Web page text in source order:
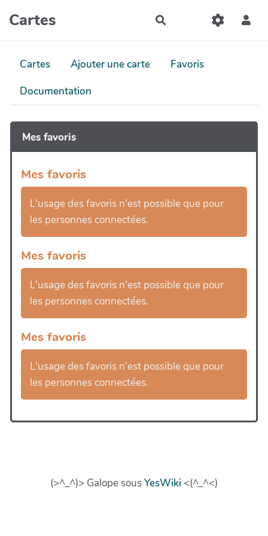
Aller au contenu principal
Cartes Rechercher
Cartes Ajouter une carte
Favoris
Documentation
Mes favoris
Mes favoris
L'usage des favoris n'est possible que pour
les personnes connectées.
Mes favoris
L'usage des favoris n'est possible que pour
les personnes connectées.
Mes favoris
L'usage des favoris n'est possible que pour
les personnes connectées.
(>^_^)> Galope sousYesWiki <(^_^<)